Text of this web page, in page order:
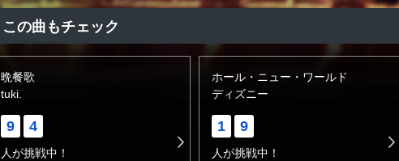
この曲もチェック
晩餐歌
tuki.
9 4
人が挑戦中！
ホール・ニュー・ワールド
ディズニー
1 9
人が挑戦中！